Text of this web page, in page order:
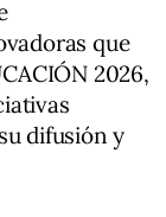
que
2026,
difusión y